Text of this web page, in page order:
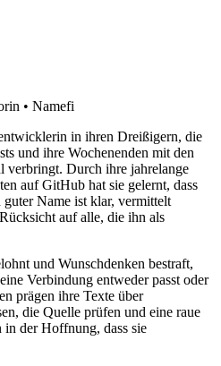
• Namefi
in ihren Dreißigern, die
und ihre Wochenenden mit den
verbringt. Durch ihre jahrelange
auf GitHub hat sie gelernt, dass
Name ist klar, vermittelt
auf alle, die ihn als
und Wunschdenken bestraft,
Verbindung entweder passt oder
prägen ihre Texte über
die Quelle prüfen und eine raue
in der Hoffnung, dass sie